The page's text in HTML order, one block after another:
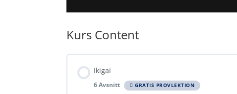
Kurs Content
Ikigai
6 Avsnitt GRATIS PROVLEKTION